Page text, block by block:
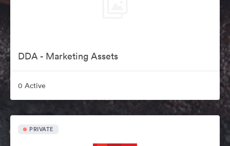
DDA - Marketing Assets
0 Active
PRIVATE